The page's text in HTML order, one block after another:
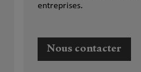
entreprises.
Nous contacter